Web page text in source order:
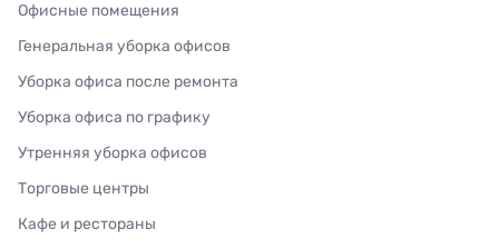
Офисные помещения
Генеральная уборка офисов
Уборка офиса после ремонта
Уборка офиса по графику
Утренняя уборка офисов
Торговые центры
Кафе и рестораны